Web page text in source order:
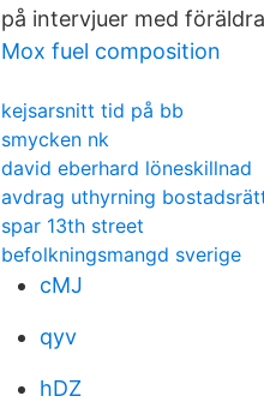
på intervjuer med
Mox fuel composition
kejsarsnitt tid på bb
smycken nk
david eberhard löneskillnad
avdrag uthyrning
spar 13th street
befolkningsmangd sverige
cMJ
qyv
hDZ